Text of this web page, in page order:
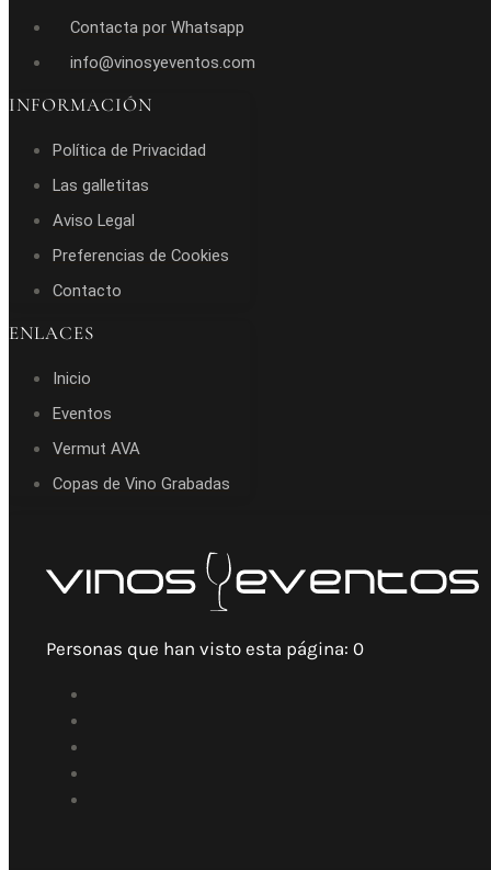
Contacta por Whatsapp
info@vinosyeventos.com
INFORMACIÓN
Política de Privacidad
Las galletitas
Aviso Legal
Preferencias de Cookies
Contacto
ENLACES
Inicio
Eventos
Vermut AVA
Copas de Vino Grabadas
Personas que han visto esta página: 0